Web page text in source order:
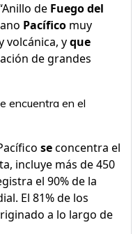
de Fuego del
Pacífico muy
volcánica, yque
de grandes
encuentra en el
seconcentra el
incluye más de 450
el 90% de la
El 81% de los
a lo largo de